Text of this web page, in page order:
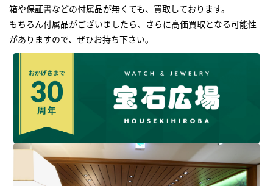
箱や保証書などの付属品が無くても、買取しております。
もちろん付属品がございましたら、さらに高価買取となる可能性
がありますので、ぜひお持ち下さい｡